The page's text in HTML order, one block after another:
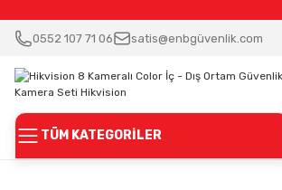
0552 107 71 06 satis@enbgüvenlik.com
TÜM KATEGORİLER